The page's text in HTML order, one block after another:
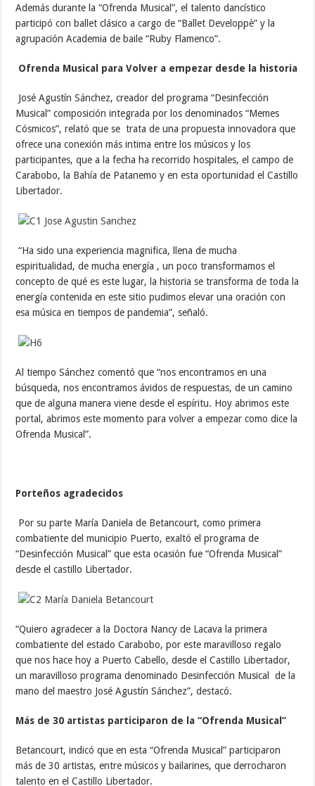
Además durante la “Ofrenda Musical”, el talento dancístico
participó con ballet clásico a cargo de “Ballet Developpè” y la
agrupación Academia de baile “Ruby Flamenco”.
Ofrenda Musical para Volver a empezar desde la historia
José Agustín Sánchez, creador del programa “Desinfección
Musical” composición integrada por los denominados “Memes
Cósmicos”, relató que se trata de una propuesta innovadora que
ofrece una conexión más intima entre los músicos y los
participantes, que a la fecha ha recorrido hospitales, el campo de
Carabobo, la Bahía de Patanemo y en esta oportunidad el Castillo
Libertador.
“Ha sido una experiencia magnifica, llena de mucha
espiritualidad, de mucha energía , un poco transformamos el
concepto de qué es este lugar, la historia se transforma de toda la
energía contenida en este sitio pudimos elevar una oración con
esa música en tiempos de pandemia”, señaló.
Al tiempo Sánchez comentó que “nos encontramos en una
búsqueda, nos encontramos ávidos de respuestas, de un camino
que de alguna manera viene desde el espíritu. Hoy abrimos este
portal, abrimos este momento para volver a empezar como dice la
Ofrenda Musical”.
Porteños agradecidos
Por su parte María Daniela de Betancourt, como primera
combatiente del municipio Puerto, exaltó el programa de
“Desinfección Musical” que esta ocasión fue “Ofrenda Musical”
desde el castillo Libertador.
“Quiero agradecer a la Doctora Nancy de Lacava la primera
combatiente del estado Carabobo, por este maravilloso regalo
que nos hace hoy a Puerto Cabello, desde el Castillo Libertador,
un maravilloso programa denominado Desinfección Musical de la
mano del maestro José Agustín Sánchez”, destacó.
Más de 30 artistas participaron de la “Ofrenda Musical”
Betancourt, indicó que en esta “Ofrenda Musical” participaron
más de 30 artistas, entre músicos y bailarines, que derrocharon
talento en el Castillo Libertador.